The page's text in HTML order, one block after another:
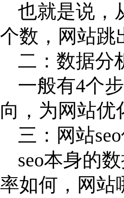
也就是说，
个数，网站跳
二：数据分
一般有4个
向，为网站优
三：网站
seo本身的
率如何，网站